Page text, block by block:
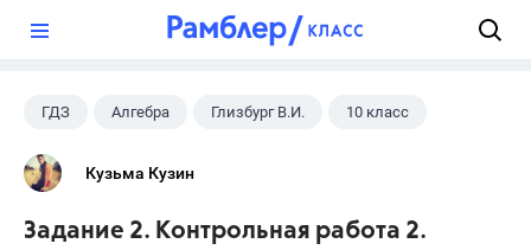
ГДЗ Алгебра Глизбург В.И. 10 класс
Кузьма Кузин
Задание 2. Контрольная работа 2.